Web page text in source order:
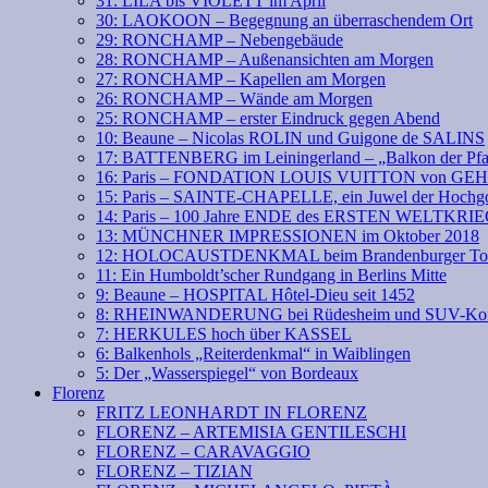
30: LAOKOON – Begegnung an überraschendem Ort
29: RONCHAMP – Nebengebäude
28: RONCHAMP – Außenansichten am Morgen
27: RONCHAMP – Kapellen am Morgen
26: RONCHAMP – Wände am Morgen
25: RONCHAMP – erster Eindruck gegen Abend
10: Beaune – Nicolas ROLIN und Guigone de SALINS
17: BATTENBERG im Leiningerland – „Balkon der
16: Paris – FONDATION LOUIS VUITTON von
15: Paris – SAINTE-CHAPELLE, ein Juwel der
14: Paris – 100 Jahre ENDE des ERSTEN
13: MÜNCHNER IMPRESSIONEN im Oktober 2018
12: HOLOCAUSTDENKMAL beim Brandenburger
11: Ein Humboldt’scher Rundgang in Berlins Mitte
9: Beaune – HOSPITAL Hôtel-Dieu seit 1452
8: RHEINWANDERUNG bei Rüdesheim und SUV-
7: HERKULES hoch über KASSEL
6: Balkenhols „Reiterdenkmal“ in Waiblingen
5: Der „Wasserspiegel“ von Bordeaux
Florenz
FRITZ LEONHARDT IN FLORENZ
FLORENZ – ARTEMISIA GENTILESCHI
FLORENZ – CARAVAGGIO
FLORENZ – TIZIAN